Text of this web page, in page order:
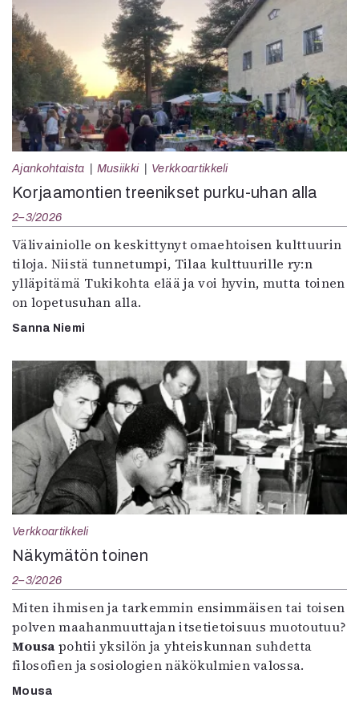
Ajankohtaista Musiikki Verkkoartikkeli
Korjaamontien treenikset purku-uhan alla
2–3/2026
Välivainiolle on keskittynyt omaehtoisen kulttuurin
tiloja. Niistä tunnetumpi, Tilaa kulttuurille ry:n
ylläpitämä Tukikohta elää ja voi hyvin, mutta toinen
on lopetusuhan alla.
Sanna Niemi
Verkkoartikkeli
Näkymätön toinen
2–3/2026
Miten ihmisen ja tarkemmin ensimmäisen tai toisen
polven maahanmuuttajan itsetietoisuus muotoutuu?
Mousa pohtii yksilön ja yhteiskunnan suhdetta
filosofien ja sosiologien näkökulmien valossa.
Mousa